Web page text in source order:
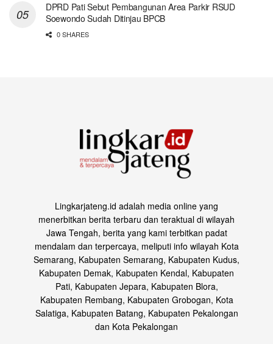
DPRD Pati Sebut Pembangunan Area Parkir RSUD
Soewondo Sudah Ditinjau BPCB
0 SHARES
Lingkarjateng.id adalah media online yang
menerbitkan berita terbaru dan teraktual di wilayah
Jawa Tengah, berita yang kami terbitkan padat
mendalam dan terpercaya, meliputi info wilayah Kota
Semarang, Kabupaten Semarang, Kabupaten Kudus,
Kabupaten Demak, Kabupaten Kendal, Kabupaten
Pati, Kabupaten Jepara, Kabupaten Blora,
Kabupaten Rembang, Kabupaten Grobogan, Kota
Salatiga, Kabupaten Batang, Kabupaten Pekalongan
dan Kota Pekalongan